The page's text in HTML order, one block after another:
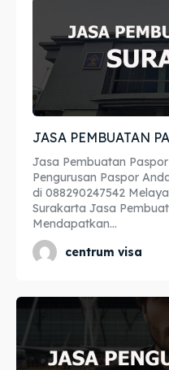
Legalisir
Apostille
Penerjemah
Asuransi
Blog
Legalisir
Apostille
Penerjemah
Asuransi
Blog
JASA PEMBUATAN
Jasa Pembuatan
Pengurusan Paspor
di 088290247542
Surakarta Jasa
Mendapatkan...
centrum visa